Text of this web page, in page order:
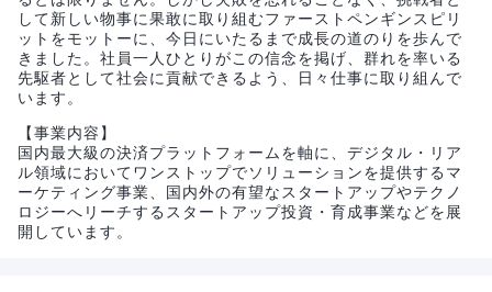
して新しい物事に果敢に取り組むファーストペンギンスピリ
ットをモットーに、今日にいたるまで成長の道のりを歩んで
きました。社員一人ひとりがこの信念を掲げ、群れを率いる
先駆者として社会に貢献できるよう、日々仕事に取り組んで
います。
【事業内容】
国内最大級の決済プラットフォームを軸に、デジタル・リア
ル領域においてワンストップでソリューションを提供するマ
ーケティング事業、国内外の有望なスタートアップやテクノ
ロジーへリーチするスタートアップ投資・育成事業などを展
開しています。